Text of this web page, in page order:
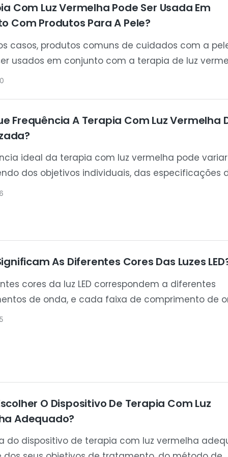
Com Luz Vermelha Pode Ser Usada Em
Com Produtos Para A Pele?
casos, produtos comuns de cuidados com a
usados ​​em conjunto com a terapia de luz
de uma rotina regular de cuidados com a pele e
sessões de terapia de luz com suas práticas de
com a pele já existentes.
Frequência A Terapia Com Luz Vermelha
ideal da terapia com luz vermelha pode variar
dos objetivos individuais, das especificações
da área a ser tratada e da aplicação pretendida.
As Diferentes Cores Das Luzes
cores da luz LED correspondem a diferentes
de onda, e cada faixa de comprimento de
usada para aplicações específicas de bem-
O Dispositivo De Terapia Com Luz
Adequado?
do dispositivo de terapia com luz vermelha